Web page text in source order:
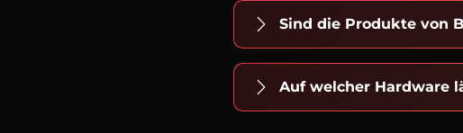
Sind die Produkte von
Auf welcher Hardware